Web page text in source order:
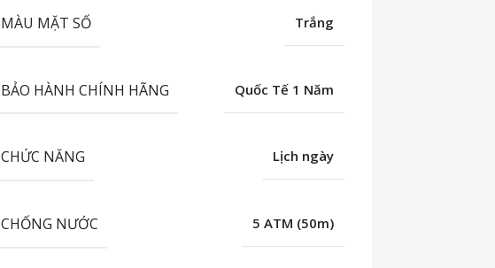
MÀU MẶT SỐ Trắng
BẢO HÀNH CHÍNH HÃNG Quốc Tế 1 Năm
CHỨC NĂNG Lịch ngày
CHỐNG NƯỚC 5 ATM (50m)